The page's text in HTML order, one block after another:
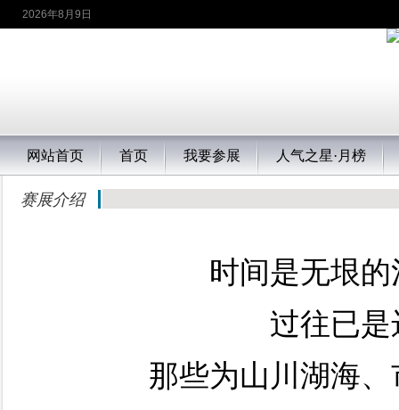
2026年8月9日
网站首页 首页 我要参展 人气之星·月榜
赛展介绍
时间是无垠
过往已
那些为山川湖海